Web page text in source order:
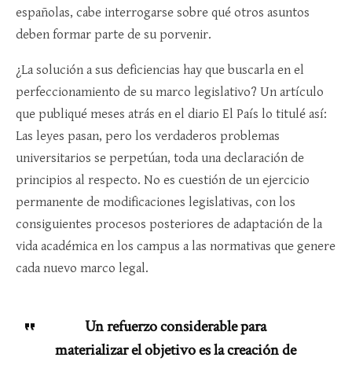
españolas, cabe interrogarse sobre qué otros asuntos
deben formar parte de su porvenir.
¿La solución a sus deficiencias hay que buscarla en el
perfeccionamiento de su marco legislativo? Un artículo
que publiqué meses atrás en el diario El País lo titulé así:
Las leyes pasan, pero los verdaderos problemas
universitarios se perpetúan, toda una declaración de
principios al respecto. No es cuestión de un ejercicio
permanente de modificaciones legislativas, con los
consiguientes procesos posteriores de adaptación de la
vida académica en los campus a las normativas que genere
cada nuevo marco legal.
Un refuerzo considerable para
materializar el objetivo es la creación de